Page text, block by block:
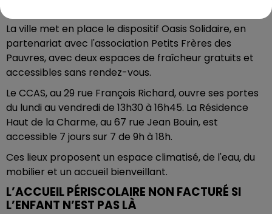
La ville met en place le dispositif Oasis Solidaire, en
partenariat avec l'association Petits Frères des
Pauvres, avec deux espaces de fraîcheur gratuits et
accessibles sans rendez-vous.
Le CCAS, au 29 rue François Richard, ouvre ses portes
du lundi au vendredi de 13h30 à 16h45. La Résidence
Haut de la Charme, au 67 rue Jean Bouin, est
accessible 7 jours sur 7 de 9h à 18h.
Ces lieux proposent un espace climatisé, de l'eau, du
mobilier et un accueil bienveillant.
L’ACCUEIL PÉRISCOLAIRE NON FACTURÉ SI
L’ENFANT N’EST PAS LÀ